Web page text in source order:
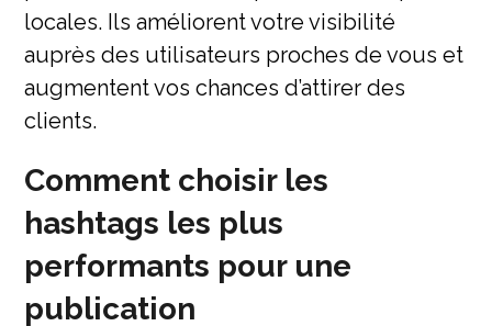
locales. Ils améliorent votre visibilité
auprès des utilisateurs proches de vous et
augmentent vos chances d’attirer des
clients.
Comment choisir les
hashtags les plus
performants pour une
publication